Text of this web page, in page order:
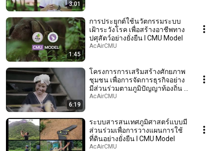
3:01
1:45
การประยุกต์ใช้นวัตกรรมระบบ
เฝ้าระวังโรค เพื่อสร้างอาชีพทาง
ปศุสัตว์อย่างยั่งยืน l CMU Model
AcAirCMU
6:19
โครงการการเสริมสร้างศักยภาพ
ชุมชน เพื่อการจัดการธุรกิจอย่าง
มีส่วนร่วมตามภูมิปัญญาท้องถิ่น l
CMU Model
AcAirCMU
ระบบสารสนเทศภูมิศาสตร์แบบมี
ส่วนร่วมเพื่อการวางแผนการใช้
ที่ดินอย่างยั่งยืน l CMU Model
AcAirCMU